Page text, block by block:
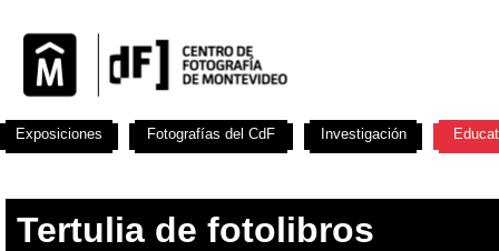
Tertulia de fotolibros
Exposiciones Fotografías del CdF Investigación